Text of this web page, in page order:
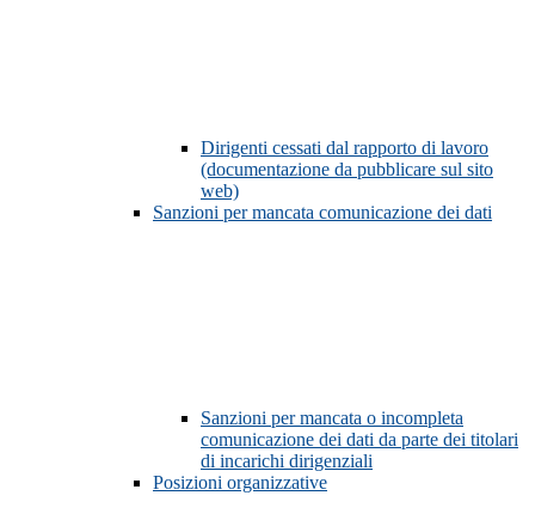
Dirigenti cessati dal rapporto di lavoro
(documentazione da pubblicare sul sito
web)
Sanzioni per mancata comunicazione dei dati
Sanzioni per mancata o incompleta
comunicazione dei dati da parte dei titolari
di incarichi dirigenziali
Posizioni organizzative